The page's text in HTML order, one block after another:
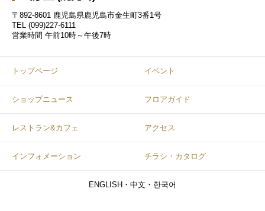
〒892-8601 鹿児島県鹿児島市金生町3番1号
TEL (099)227-6111
営業時間 午前10時～午後7時
トップページ イベント
ショップニュース フロアガイド
レストラン&カフェ アクセス
インフォメーション チラシ・カタログ
ENGLISH・中文・한국어